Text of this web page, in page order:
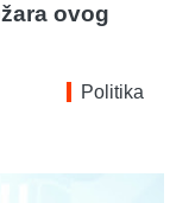
ovog
Politika